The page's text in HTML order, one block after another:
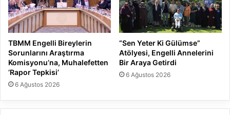
TBMM Engelli Bireylerin
Sorunlarını Araştırma
Komisyonu’na, Muhalefetten
‘Rapor Tepkisi’
6 Ağustos 2026
“Sen Yeter Ki Gülümse”
Atölyesi, Engelli Annelerini
Bir Araya Getirdi
6 Ağustos 2026